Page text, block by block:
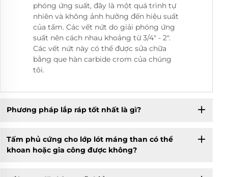
phóng ứng suất, đây là một quá trình tự
nhiên và không ảnh hưởng đến hiệu suất
của tấm. Các vết nứt do giải phóng ứng
suất nên cách nhau khoảng từ 3/4" - 2".
Các vết nứt này có thể được sửa chữa
bằng que hàn carbide crom của chúng
tôi.
Phương pháp lắp ráp tốt nhất là gì?
Tấm phủ cứng cho lớp lót máng than có thể
khoan hoặc gia công được không?